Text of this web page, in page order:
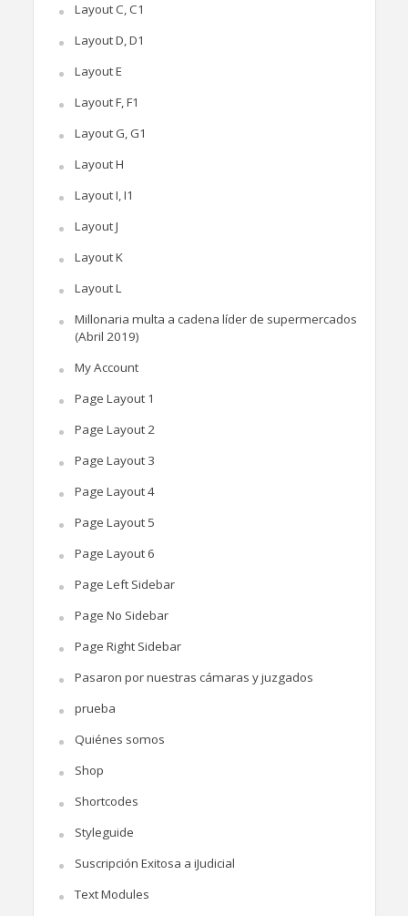
Layout C, C1
Layout D, D1
Layout E
Layout F, F1
Layout G, G1
Layout H
Layout I, I1
Layout J
Layout K
Layout L
Millonaria multa a cadena líder de supermercados
(Abril 2019)
My Account
Page Layout 1
Page Layout 2
Page Layout 3
Page Layout 4
Page Layout 5
Page Layout 6
Page Left Sidebar
Page No Sidebar
Page Right Sidebar
Pasaron por nuestras cámaras y juzgados
prueba
Quiénes somos
Shop
Shortcodes
Styleguide
Suscripción Exitosa a iJudicial
Text Modules